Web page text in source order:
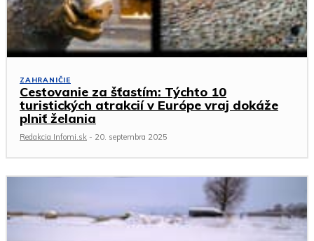
ZAHRANIČIE
Cestovanie za šťastím: Týchto 10
turistických atrakcií v Európe vraj dokáže
plniť želania
Redakcia Infomi.sk - 20. septembra 2025